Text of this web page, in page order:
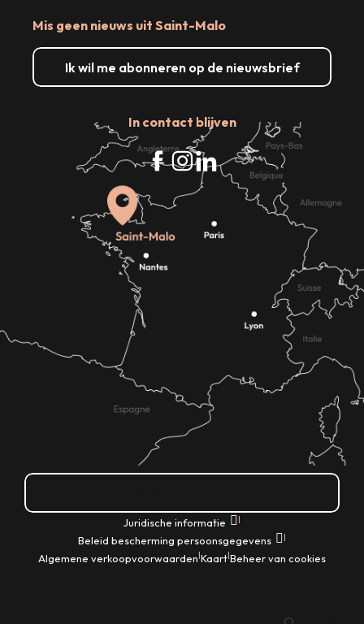
Mis geen nieuws uit Saint-Malo
Ik wil me abonneren op de nieuwsbrief
In contact blijven
Juridische informatie |
Beleid bescherming persoonsgegevens |
Algemene verkoopvoorwaarden|Kaart|Beheer van cookies